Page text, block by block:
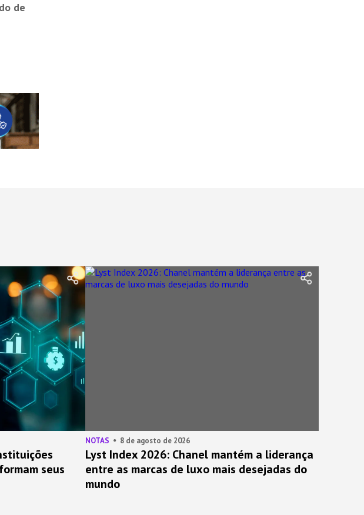
de
seus
NOTAS 8 de agosto de 2026
Lyst Index 2026: Chanel mantém a liderança
entre as marcas de luxo mais desejadas do
mundo